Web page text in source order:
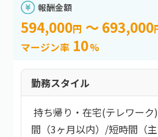
報酬金額
594,000円 ～ 693,000
マージン率 10%
勤務スタイル
持ち帰り・在宅(テレワーク)
間（3ヶ月以内） /短時間（主